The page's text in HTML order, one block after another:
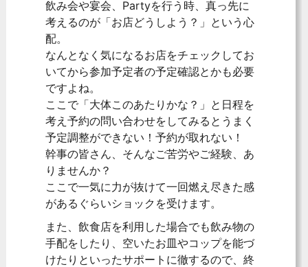
飲み会や宴会、Partyを行う時、真っ先に
考えるのが「お店どうしよう？」という心
配。
なんとなく気になるお店をチェックしてお
いてから参加予定者の予定確認とかも必要
ですよね。
ここで「大体このあたりかな？」と日程を
考え予約の問い合わせをしてみるとうまく
予定調整ができない！予約が取れない！
幹事の皆さん、そんなご苦労やご経験、あ
りませんか？
ここで一気に力が抜けて一回燃え尽きた感
があるぐらいショックを受けます。
また、飲食店を利用した場合でも飲み物の
手配をしたり、空いたお皿やコップを能づ
けたりといったサポートに徹するので、終